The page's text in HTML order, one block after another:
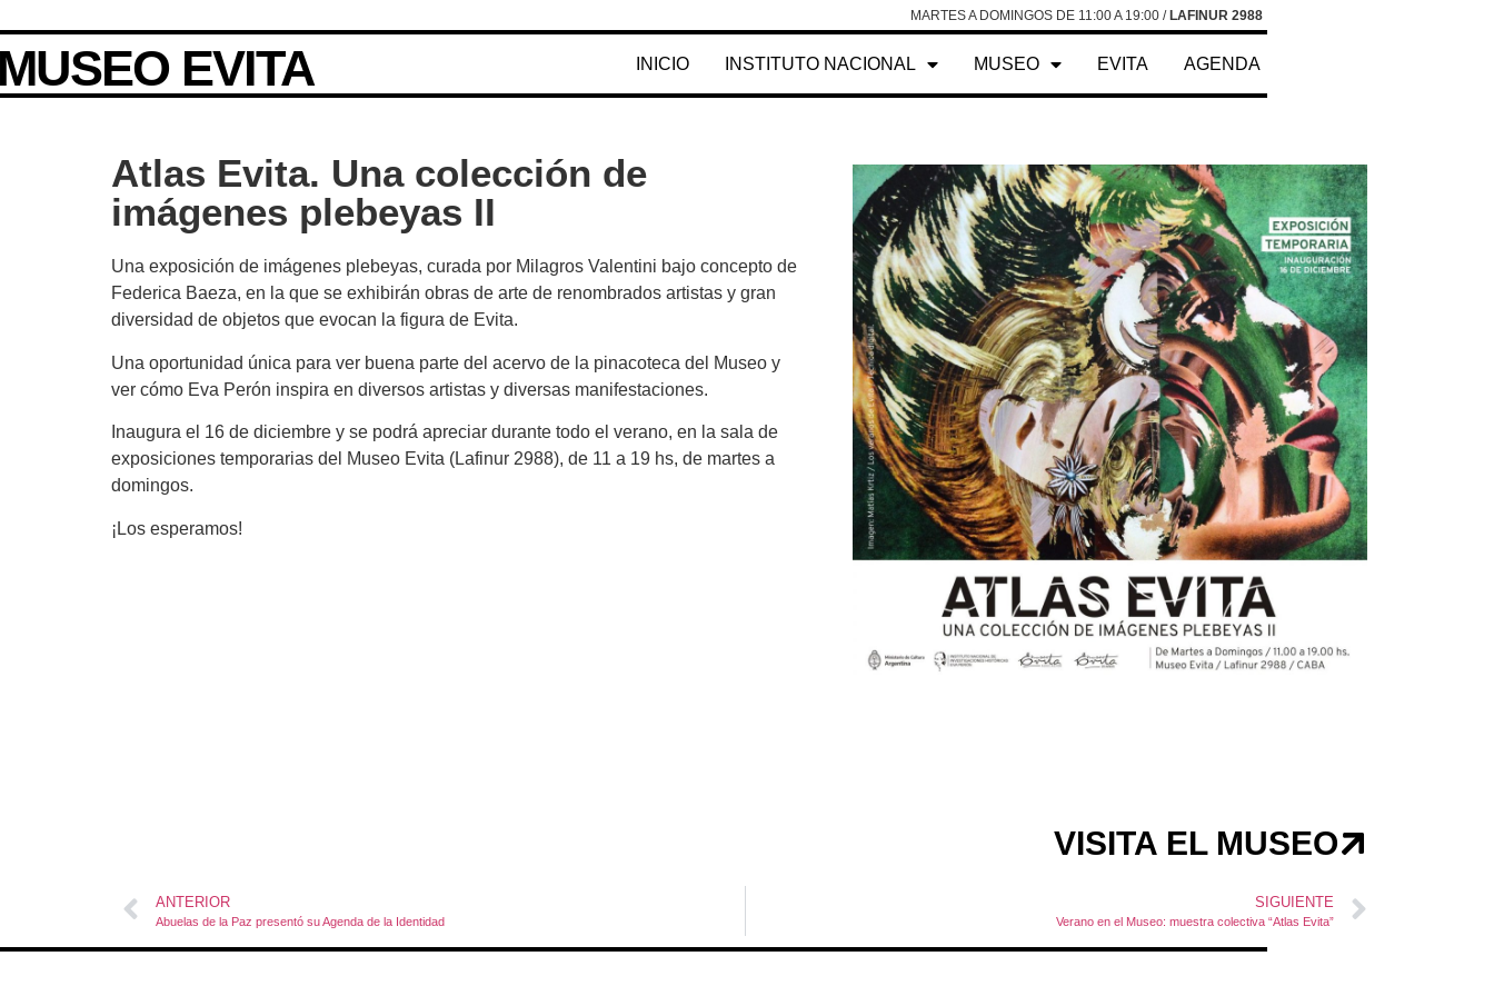
MARTES A DOMINGOS DE 11:00 A 19:00 / LAFINUR 2988
EVITA INICIO INSTITUTO NACIONAL MUSEO EVITA AGENDA
Atlas Evita. Una colección de
imágenes plebeyas II
Una exposición de imágenes plebeyas, curada por Milagros Valentini bajo concepto de
Federica Baeza, en la que se exhibirán obras de arte de renombrados artistas y gran
diversidad de objetos que evocan la figura de Evita.
Una oportunidad única para ver buena parte del acervo de la pinacoteca del Museo y
ver cómo Eva Perón inspira en diversos artistas y diversas manifestaciones.
Inaugura el 16 de diciembre y se podrá apreciar durante todo el verano, en la sala de
exposiciones temporarias del Museo Evita (Lafinur 2988), de 11 a 19 hs, de martes a
domingos.
¡Los esperamos!
VISITA EL MUSEO
ANTERIOR
Abuelas de la Paz presentó su Agenda de la Identidad
SIGUIENTE
Verano en el Museo: muestra colectiva “Atlas Evita”